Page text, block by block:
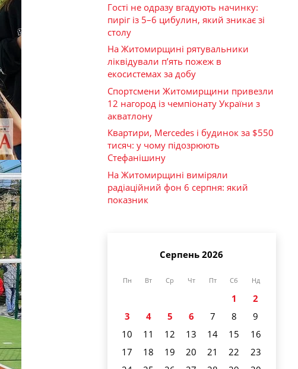
Гості не одразу вгадують начинку:
пиріг із 5–6 цибулин, який зникає зі
столу
На Житомирщині рятувальники
ліквідували п’ять пожеж в
екосистемах за добу
Спортсмени Житомирщини привезли
12 нагород із чемпіонату України з
акватлону
Квартири, Mercedes і будинок за $550
тисяч: у чому підозрюють
Стефанішину
На Житомирщині виміряли
радіаційний фон 6 серпня: який
показник
Серпень 2026
Пн Вт Ср Чт Пт Сб Нд
1
2
3
4 5 6 7 8
9
10
11 12 13 14 15
16
17
18 19 20 21 22
23